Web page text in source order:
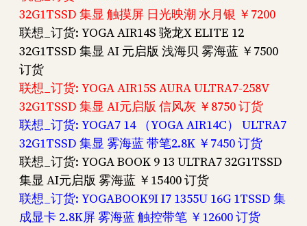
32G1TSSD 集显 触摸屏 日光映潮 水月银 ￥7200
联想_订货: YOGA AIR14S 骁龙X ELITE 12
32G1TSSD 集显 AI 元启版 浅海贝 雾海蓝 ￥7500
订货
联想_订货: YOGA AIR15S AURA ULTRA7-258V
32G1TSSD 集显 AI元启版 信风灰 ￥8750 订货
联想_订货: YOGA7 14 （YOGA AIR14C） ULTRA7
32G1TSSD 集显 雾海蓝 带笔2.8K ￥7450 订货
联想_订货: YOGA BOOK 9 13 ULTRA7 32G1TSSD
集显 AI元启版 雾海蓝 ￥15400 订货
联想_订货: YOGABOOK9I I7 1355U 16G 1TSSD 集
成显卡 2.8K屏 雾海蓝 触控带笔 ￥12600 订货